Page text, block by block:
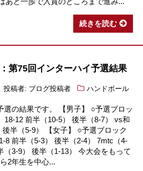
続きを読む
第75回インターハイ予選結果
投稿者: ブログ投稿者 ハンドボール
選の結果です。 【男子】 ○予選ブロッ
12 前半（10-5） 後半（8-7） vs和
半（5-9） 【女子】 ○予選ブロック
前半（5-3） 後半（2-4） 7mtc（4-
3-9） 後半（1-13） 今大会をもって
2年生を中心...